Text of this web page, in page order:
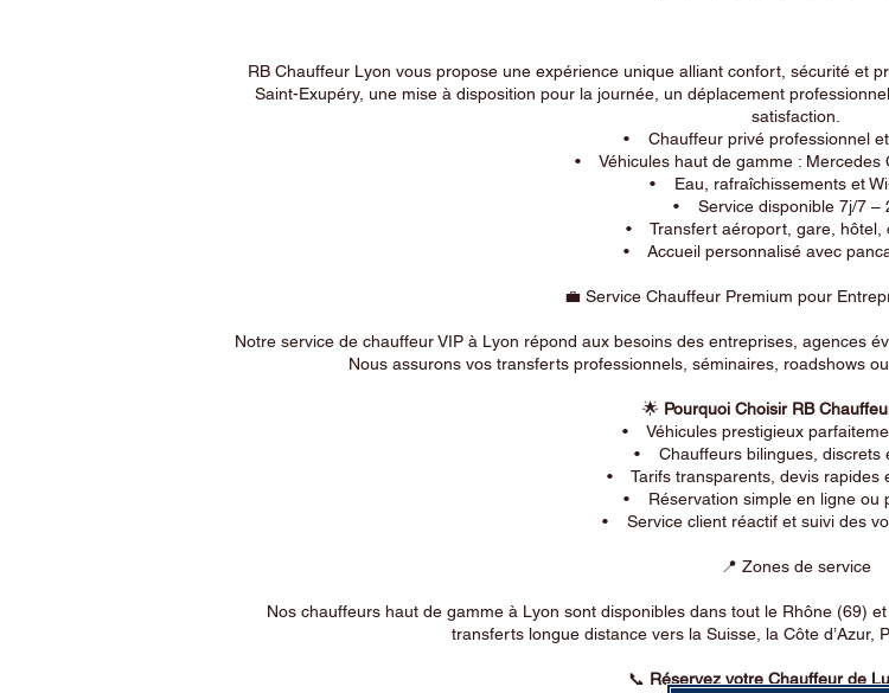
RB Chauffeur Lyon vous propose une expérience unique alliant confort, sécurité et
Saint-Exupéry, une mise à disposition pour la journée, un déplacement
satisfaction.
• Chauffeur privé professionnel et
• Véhicules haut de gamme : Mercedes
• Eau, rafraîchissements et
• Service disponible 7j/7 –
• Transfert aéroport, gare, hôtel,
• Accueil personnalisé avec
💼 Service Chauffeur Premium pour
Notre service de chauffeur VIP à Lyon répond aux besoins des entreprises, agences
Nous assurons vos transferts professionnels, séminaires, roadshows
🌟 Pourquoi Choisir RB
• Véhicules prestigieux
• Chauffeurs bilingues, discrets
• Tarifs transparents, devis rapides
• Réservation simple en ligne ou
• Service client réactif et suivi des
📍 Zones de service
Nos chauffeurs haut de gamme à Lyon sont disponibles dans tout le Rhône (69)
transferts longue distance vers la Suisse, la Côte d’Azur,
📞 Réservez votre Chauffeur de